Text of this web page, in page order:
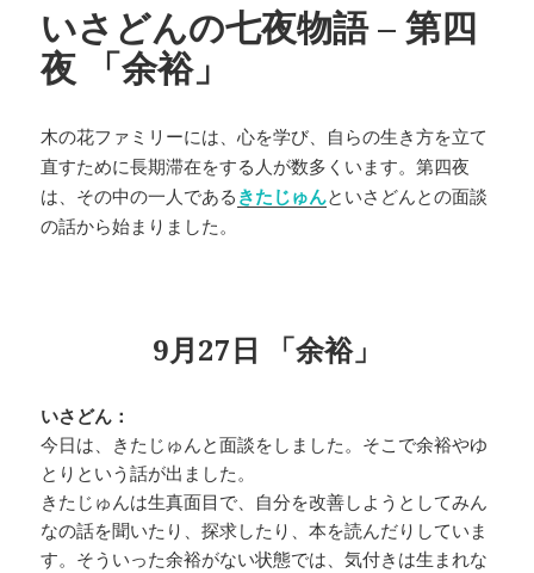
いさどんの七夜物語 – 第四
夜 「余裕」
木の花ファミリーには、心を学び、自らの生き方を立て
直すために長期滞在をする人が数多くいます。第四夜
は、その中の一人である きたじゅんといさどんとの面談
の話から始まりました。
9月27日 「余裕」
いさどん：
今日は、きたじゅんと面談をしました。そこで余裕やゆ
とりという話が出ました。
きたじゅんは生真面目で、自分を改善しようとしてみん
なの話を聞いたり、探求したり、本を読んだりしていま
す。そういった余裕がない状態では、気付きは生まれな